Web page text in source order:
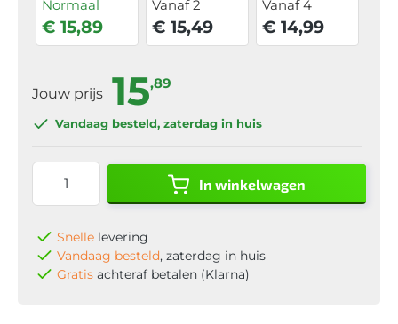
Normaal
€ 15,89
Vanaf 2
€ 15,49
Vanaf 4
€ 14,99
Jouw prijs 15,89
Vandaag besteld, zaterdag in huis
In winkelwagen
Snelle levering
Vandaag besteld, zaterdag in huis
Gratis achteraf betalen (Klarna)